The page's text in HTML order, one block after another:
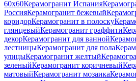
60x60Керамогранит Испания
РоссияКерамогранит бежевый
коридорКерамогранит в полоску
глянцевыйКерамогранит граффити
декорКерамогранит для ванной
лестницыКерамогранит для пола
улицыКерамогранит желтый
зеленыйКерамогранит коричневый
матовыйКерамогранит мозаика